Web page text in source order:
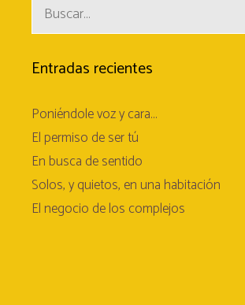
Entradas recientes
Poniéndole voz y cara…
El permiso de ser tú
En busca de sentido
Solos, y quietos, en una habitación
El negocio de los complejos